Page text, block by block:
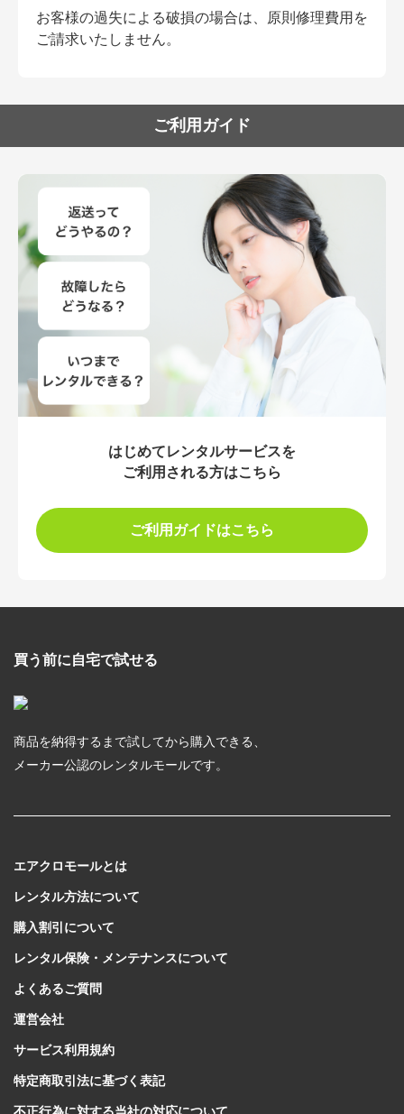
お客様の過失による破損の場合は、原則修理費用を
ご請求いたしません。
ご利用ガイド
はじめてレンタルサービスを
ご利用される方はこちら
ご利用ガイドはこちら
買う前に自宅で試せる
商品を納得するまで試してから購入できる、
メーカー公認のレンタルモールです。
エアクロモールとは
レンタル方法について
購入割引について
レンタル保険・メンテナンスについて
よくあるご質問
運営会社
サービス利用規約
特定商取引法に基づく表記